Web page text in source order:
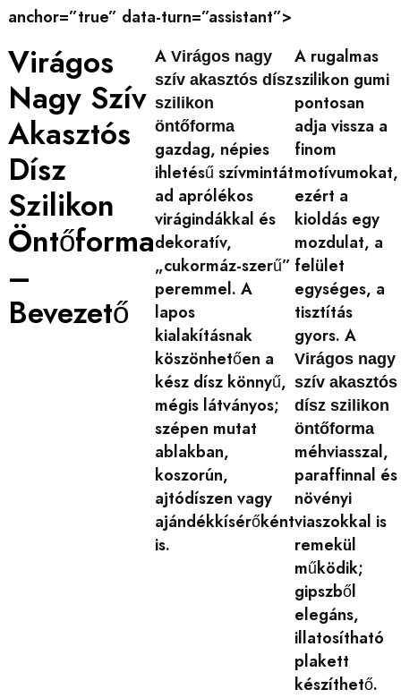
anchor=”true” data-turn=”assistant”>
Virágos
Nagy Szív
Akasztós
Dísz
Szilikon
Öntőforma
–
Bevezető
A Virágos nagy
szív akasztós dísz
szilikon
öntőforma
gazdag, népies
ihletésű szívmintát
ad aprólékos
virágindákkal és
dekoratív,
„cukormáz-szerű”
peremmel. A
lapos
kialakításnak
köszönhetően a
kész dísz könnyű,
mégis látványos;
szépen mutat
ablakban,
koszorún,
ajtódíszen vagy
ajándékkísérőként
is.
A rugalmas
szilikon gumi
pontosan
adja vissza a
finom
motívumokat,
ezért a
kioldás egy
mozdulat, a
felület
egységes, a
tisztítás
gyors. A
Virágos nagy
szív akasztós
dísz szilikon
öntőforma
méhviasszal,
paraffinnal és
növényi
viaszokkal is
remekül
működik;
gipszből
elegáns,
illatosítható
plakett
készíthető.